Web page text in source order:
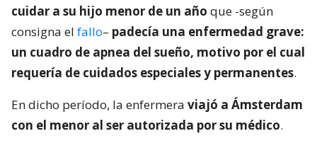
cuidar a su hijo menor de un año que -según
consigna el fallo– padecía una enfermedad grave:
un cuadro de apnea del sueño, motivo por el cual
requería de cuidados especiales y permanentes.
En dicho período, la enfermera viajó a Ámsterdam
con el menor al ser autorizada por su médico.